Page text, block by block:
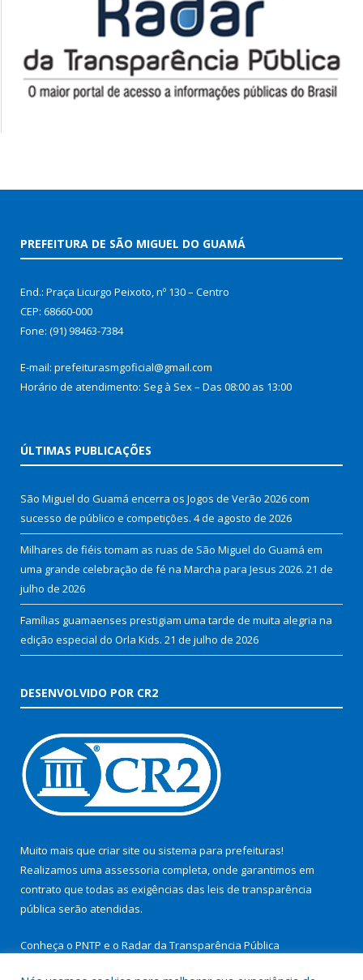
PREFEITURA DE SÃO MIGUEL DO GUAMÁ
End.: Praça Licurgo Peixoto, nº 130 – Centro
CEP: 68660-000
Fone: (91) 98463-7384
E-mail: prefeiturasmgoficial@gmail.com
Horário de atendimento: Seg à Sex – Das 08:00 as 13:00
ÚLTIMAS PUBLICAÇÕES
São Miguel do Guamá encerra os Jogos de Verão 2026 com
sucesso de público e competições. 4 de agosto de 2026
Milhares de fiéis tomam as ruas de São Miguel do Guamá em
uma grande celebração de fé na Marcha para Jesus 2026. 21 de
julho de 2026
Famílias guamaenses prestigiam uma tarde de muita alegria na
edição especial do Orla Kids. 21 de julho de 2026
DESENVOLVIDO POR CR2
Muito mais que criar site ou sistema para prefeituras!
Realizamos uma assessoria completa, onde garantimos em
contrato que todas as exigências das leis de transparência
pública serão atendidas.
Conheça o PNTP e o Radar da Transparência Pública